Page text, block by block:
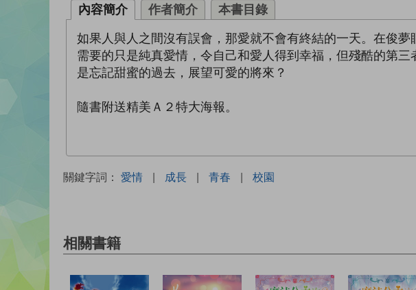
內容簡介 作者簡介 本書目錄
如果人與人之間沒有誤會，那愛就不會有終結的一天。在俊
需要的只是純真愛情，令自己和愛人得到幸福，但殘酷的第
是忘記甜蜜的過去，展望可愛的將來？
隨書附送精美Ａ２特大海報。
關鍵字詞： 愛情 | 成長 | 青春 | 校園
相關書籍